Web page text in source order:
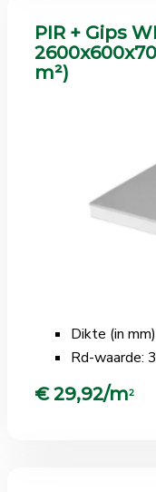
PIR + Gips
m²)
Dikte (in
Rd-waarde:
€ 29,92/m2